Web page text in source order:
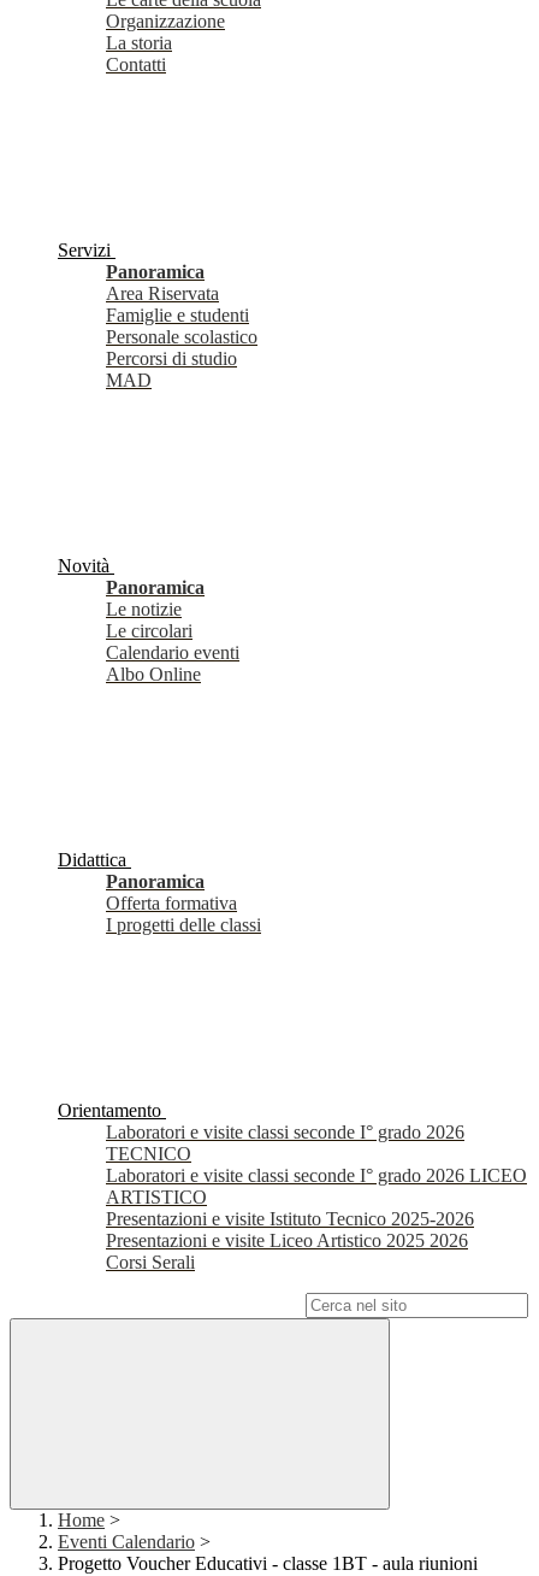
Organizzazione
La storia
Contatti
Servizi
Panoramica
Area Riservata
Famiglie e studenti
Personale scolastico
Percorsi di studio
MAD
Novità
Panoramica
Le notizie
Le circolari
Calendario eventi
Albo Online
Didattica
Panoramica
Offerta formativa
I progetti delle classi
Orientamento
Laboratori e visite classi seconde I° grado 2026
TECNICO
Laboratori e visite classi seconde I° grado 2026 LICEO
ARTISTICO
Presentazioni e visite Istituto Tecnico 2025-2026
Presentazioni e visite Liceo Artistico 2025 2026
Corsi Serali
Home >
Eventi Calendario >
Progetto Voucher Educativi - classe 1BT - aula riunioni